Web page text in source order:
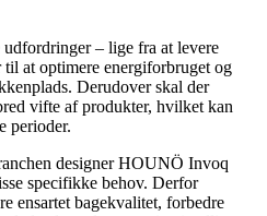
– lige fra at levere
at optimere energiforbruget og
Derudover skal der
vifte af produkter, hvilket kan
perioder.
designer HOUNÖ Invoq
specifikke behov. Derfor
ensartet bagekvalitet, forbedre